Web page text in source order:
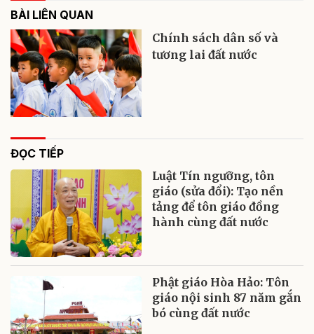
BÀI LIÊN QUAN
Chính sách dân số và
tương lai đất nước
ĐỌC TIẾP
Luật Tín ngưỡng, tôn
giáo (sửa đổi): Tạo nền
tảng để tôn giáo đồng
hành cùng đất nước
Phật giáo Hòa Hảo: Tôn
giáo nội sinh 87 năm gắn
bó cùng đất nước